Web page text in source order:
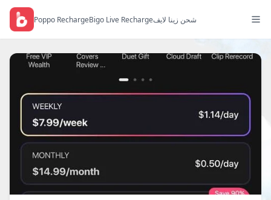
Poppo RechargeBigo Live Rechargeشحن زينا لايف